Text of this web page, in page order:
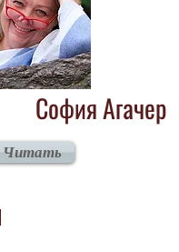
София Агачер
Читать